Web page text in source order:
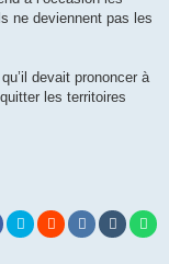
ne deviennent pas les
devait prononcer à
les territoires